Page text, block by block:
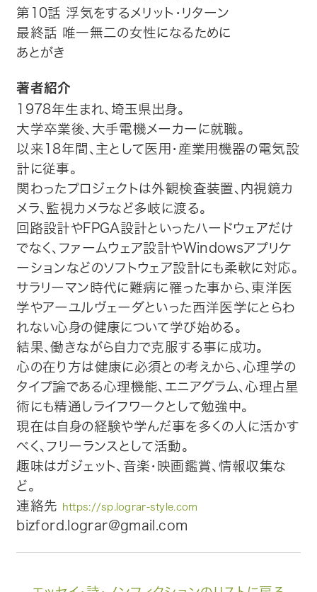
第10話 浮気をするメリット・リターン
最終話 唯一無二の女性になるために
あとがき
著者紹介
1978年生まれ、埼玉県出身。
大学卒業後、大手電機メーカーに就職。
以来18年間、主として医用・産業用機器の電気設
計に従事。
関わったプロジェクトは外観検査装置、内視鏡カ
メラ、監視カメラなど多岐に渡る。
回路設計やFPGA設計といったハードウェアだけ
でなく、ファームウェア設計やWindowsアプリケ
ーションなどのソフトウェア設計にも柔軟に対応。
サラリーマン時代に難病に罹った事から、東洋医
学やアーユルヴェーダといった西洋医学にとらわ
れない心身の健康について学び始める。
結果、働きながら自力で克服する事に成功。
心の在り方は健康に必須との考えから、心理学の
タイプ論である心理機能、エニアグラム、心理占星
術にも精通しライフワークとして勉強中。
現在は自身の経験や学んだ事を多くの人に活かす
べく、フリーランスとして活動。
趣味はガジェット、音楽・映画鑑賞、情報収集な
ど。
連絡先
https://sp.lograr-style.com
bizford.lograr@gmail.com